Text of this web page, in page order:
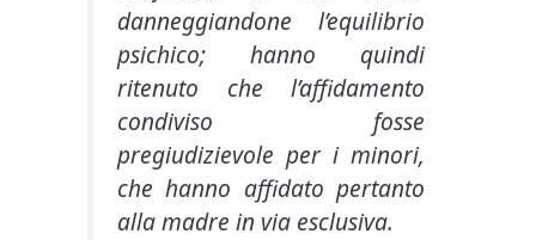
danneggiandone l’equilibrio
psichico; hanno quindi
ritenuto che l’affidamento
condiviso fosse
pregiudizievole per i minori,
che hanno affidato pertanto
alla madre in via esclusiva.